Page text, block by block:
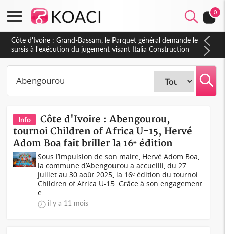
0
Côte d'Ivoire : Indépendance à Dakpadou, la sous-préfète
Hôma Viviane Manissan appelle à une appropriation locale du
PND 2026-2030
Info
Côte d'Ivoire : Abengourou,
tournoi Children of Africa U-15, Hervé
Adom Boa fait briller la 16ᵉ édition
Sous l’impulsion de son maire, Hervé Adom Boa,
la commune d’Abengourou a accueilli, du 27
juillet au 30 août 2025, la 16ᵉ édition du tournoi
Children of Africa U-15. Grâce à son engagement
e...
il y a 11 mois